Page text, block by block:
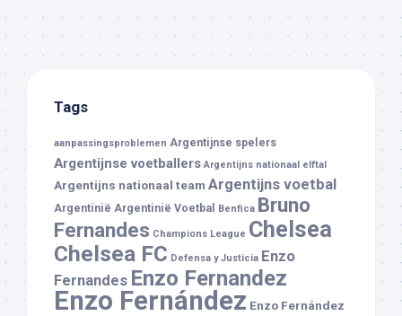
Tags
aanpassingsproblemen Argentijnse spelers
Argentijnse voetballers Argentijns nationaal elftal
Argentijns nationaal team Argentijns voetbal
Argentinië Argentinië Voetbal Benfica Bruno
Fernandes Champions League Chelsea
Chelsea FC Defensa y Justicia Enzo
Fernandes Enzo Fernandez
Enzo Fernández Enzo Fernández